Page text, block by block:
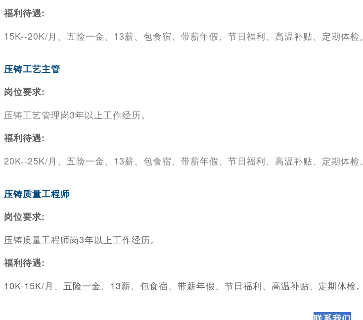
福利待遇:
15K--20K/月、五险一金、13薪、包食宿、带薪年假、节日福利、高温补贴、定期体检。
压铸工艺主管
岗位要求:
压铸工艺管理岗3年以上工作经历。
福利待遇:
20K--25K/月、五险一金、13薪、包食宿、带薪年假、节日福利、高温补贴、定期体检。
压铸质量工程师
岗位要求:
压铸质量工程师岗3年以上工作经历。
福利待遇:
10K-15K/月、五险一金、13薪、包食宿、带薪年假、节日福利、高温补贴、定期体检。